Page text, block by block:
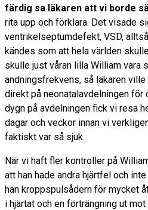
färdig sa läkaren att vi borde
rita upp och förklara. Det visade
ventrikelseptumdefekt, VSD,
kändes som att hela världen
skulle just våran lilla William vara
andningsfrekvens, så läkaren
direkt på neonatalavdelningen för
dygn på avdelningen fick vi resa
dagar och veckor innan vi
faktiskt var så sjuk.
När vi haft fler kontroller på
att han hade andra hjärtfel och
han kroppspulsådern för mycket
i hjärtat och en förträngning ut